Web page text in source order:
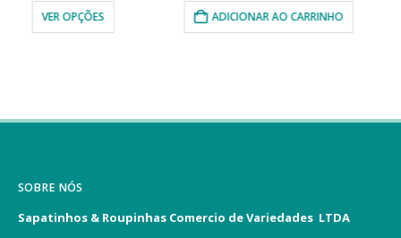
ADICIONAR AO CARRINHO VER OPÇÕES
SOBRE NÓS
Sapatinhos & Roupinhas Comercio de Variedades LTDA